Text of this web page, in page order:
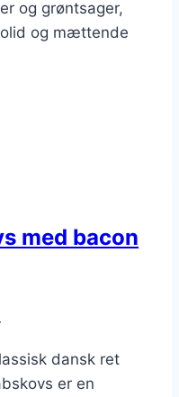
og grøntsager,
og mættende
med bacon
dansk ret
er en